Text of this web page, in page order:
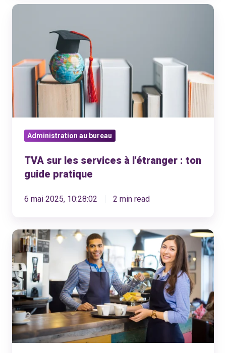
TVA
à
l’étranger
:
ton
pratique
Administration au bureau
TVA sur les services à l’étranger : ton
guide pratique
6 mai 2025, 10:28:02 2 min read
Collaborateurs
à
temps
partiel
:
ce
que
les